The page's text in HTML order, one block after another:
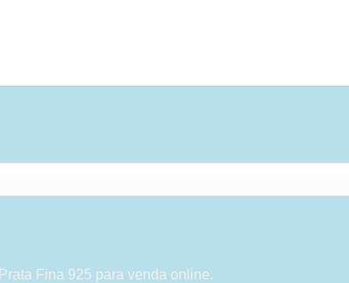
Fina 925 para venda online.